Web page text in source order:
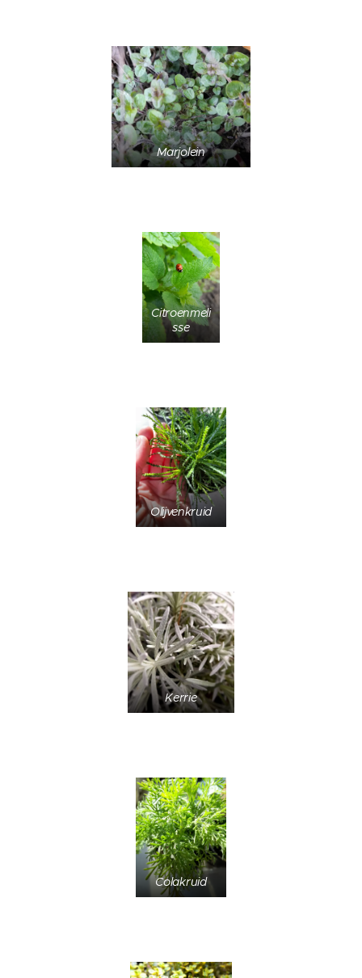
Marjolein
Citroenmeli
sse
Olijvenkruid
Kerrie
Colakruid